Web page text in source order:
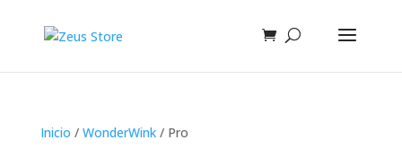
Inicio / WonderWink/ Pro